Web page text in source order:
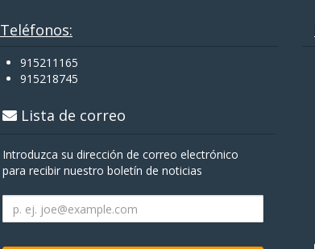
Teléfonos:
915211165
915218745
Lista de correo
Introduzca su dirección de correo electrónico
para recibir nuestro boletín de noticias